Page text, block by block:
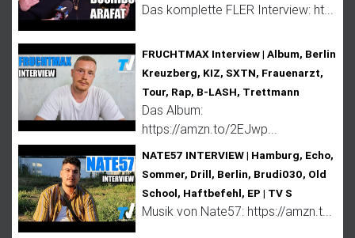
Das komplette FLER Interview: ht...
FRUCHTMAX Interview | Album, Berlin
Kreuzberg, KIZ, SXTN, Frauenarzt,
Tour, Rap, B-LASH, Trettmann
Das Album:
https://amzn.to/2EJwp...
NATE57 INTERVIEW | Hamburg, Echo,
Sommer, Drill, Berlin, Brudi030, Old
School, Haftbefehl, EP | TV S
Musik von Nate57: https://amzn.t...